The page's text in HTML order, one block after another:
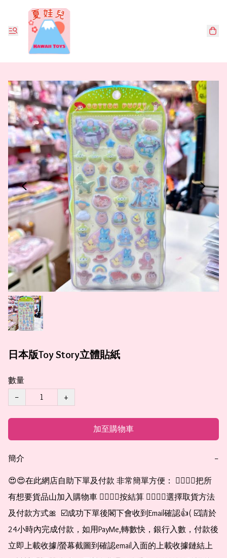
日本版Toy Story立體貼紙
數量
−
+
加至購物車
簡介 −
😍😍在此網店自助下單及付款 非常簡單方便： 👉🏻👉🏻把所
有想要貨品山加入購物車 👉🏻👉🏻按結算 👉🏻👉🏻選擇取貨方法
及付款方式🎀  ☑️成功下單後閣下會收到Email確認👍( ☑️請於
24小時內完成付款，如用PayMe,轉數快，銀行入數，付款後
立即上載收據/螢幕截圖到確認email入面的上載收據鏈結上